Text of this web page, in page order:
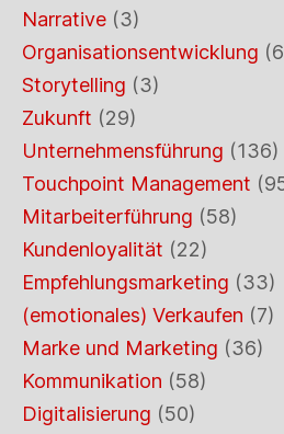
Narrative (3)
Organisationsentwicklung
Storytelling (3)
Zukunft (29)
Unternehmensführung (136)
Touchpoint Management
Mitarbeiterführung (58)
Kundenloyalität (22)
Empfehlungsmarketing (33)
(emotionales) Verkaufen (7)
Marke und Marketing (36)
Kommunikation (58)
Digitalisierung (50)